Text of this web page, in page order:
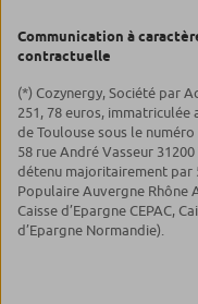
Communication à
contractuelle
(*) Cozynergy, Société par
251, 78 euros, immatriculée
de Toulouse sous le
58 rue André Vasseur
détenu majoritairement par
Populaire Auvergne Rhône
Caisse d’Epargne CEPAC,
d’Epargne Normandie).